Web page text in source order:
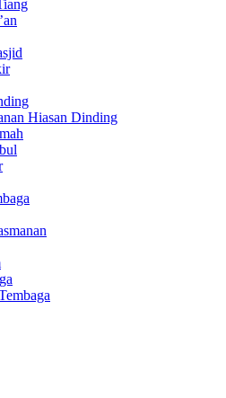
Hiasan Dinding